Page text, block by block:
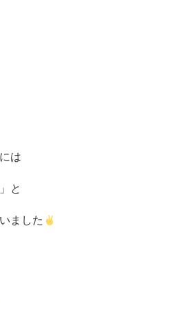
は
と
ました